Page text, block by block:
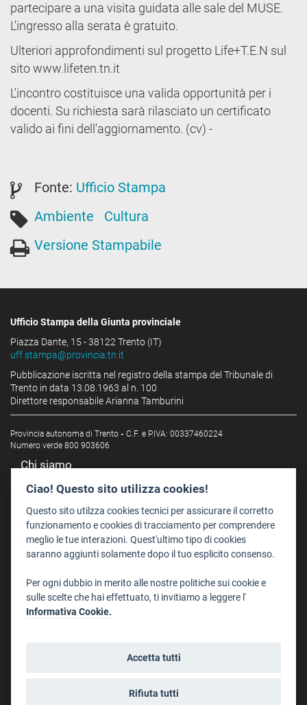
partecipare a una visita guidata alle sale del MUSE.
L'ingresso alla serata è gratuito.
Ulteriori approfondimenti sul progetto Life+T.E.N sul
sito www.lifeten.tn.it
L'incontro costituisce una valida opportunità per i
docenti. Su richiesta sarà rilasciato un certificato
valido ai fini dell'aggiornamento. (cv) -
Fonte: Ufficio Stampa
Ambiente
Cultura
Versione Stampabile
Ufficio Stampa della Giunta provinciale
Piazza Dante, 15 - 38122 Trento (IT)
uff.stampa@provincia.tn.it
Pubblicazione iscritta nel registro della stampa del Tribunale di
Trento in data 13.08.1963 al n. 100
Direttore responsabile Arianna Tamburini
Provincia autonoma di Trento - C.F. e P.IVA: 00337460224
Numero verde 800 903606
Chi siamo
Redazione
Staff
Format - Centro Audiovisivi
Trentino Film Commission
Dove Siamo
Struttura di riferimento
Ciao! Questo sito utilizza cookies!
Questo sito utilzza cookies tecnici per assicurare il corretto
funzionamento e cookies di tracciamento per comprendere
meglio le tue interazioni. Quest'ultimo tipo di cookies
saranno aggiunti solamente dopo il tuo esplicito consenso.
Per ogni dubbio in merito alle nostre politiche sui cookie e
sulle scelte che hai effettuato, ti invitiamo a leggere l'
Informativa Cookie.
Accetta tutti
Rifiuta tutti